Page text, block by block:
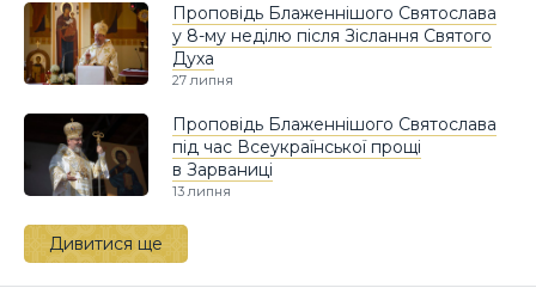
Проповідь Блаженнішого Святослава
у 8-му неділю після Зіслання Святого
Духа
27 липня
Проповідь Блаженнішого Святослава
під час Всеукраїнської прощі
в Зарваниці
13 липня
Дивитися ще